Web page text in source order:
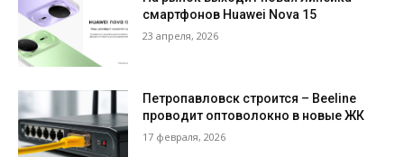
смартфонов Huawei Nova 15
23 апреля, 2026
Петропавловск строится – Beeline
проводит оптоволокно в новые ЖК
17 февраля, 2026